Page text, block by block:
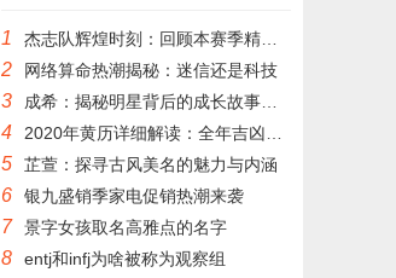
1 杰志队辉煌时刻：回顾本赛季精彩瞬间
2 网络算命热潮揭秘：迷信还是科技
3 成希：揭秘明星背后的成长故事与蜕变之路
4 2020年黄历详细解读：全年吉凶宜忌完整版
5 芷萱：探寻古风美名的魅力与内涵
6 银九盛销季家电促销热潮来袭
7 景字女孩取名高雅点的名字
8 entj和infj为啥被称为观察组